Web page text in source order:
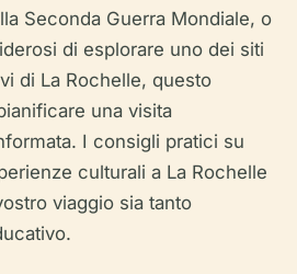
Seconda Guerra Mondiale, o
di esplorare uno dei siti
di La Rochelle, questo
una visita
I consigli pratici su
culturali a La Rochelle
viaggio sia tanto